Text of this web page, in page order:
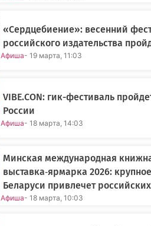
«Сердцебиение»: весенний
российского издательства
Афиша- 19 марта, 11:03
VIBE.CON: гик-фестиваль
России
Афиша- 18 марта, 14:03
Минская международная
выставка‑ярмарка 2026:
Беларуси привлечет
Афиша- 18 марта, 10:03